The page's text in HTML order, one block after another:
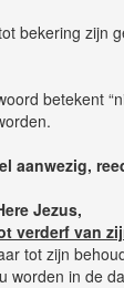
bekering zijn
Jezus,
verderf van
tot zijn
worden in de